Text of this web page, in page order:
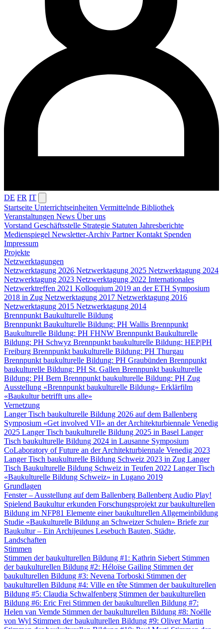
DE FR IT
Startseite Unterrichtseinheiten Vermittelnde Bibliothek
Veranstaltungen News Über uns
Vorstand Geschäftsstelle Strategie Statuten Jahresberichte
Medienspiegel Newsletter-Archiv PartnerKontakt Spenden
Impressum
Projekte
Netzwerktagungen
Netzwerktagung 2026 Netzwerktagung 2025 Netzwerktagung 2024
Netzwerktagung 2023 Netzwerktagung 2022 Internationales
Netzwerktreffen 2021 Kolloquium 2019 an der ETH Symposium
2018 in Zug Netzwerktagung 2017 Netzwerktagung 2016
Netzwerktagung 2015 Netzwerktagung 2014
Brennpunkt Baukulturelle Bildung
Brennpunkt Baukulturelle Bildung: PH Wallis Brennpunkt
Baukulturelle Bildung: PH FHNW Brennpunkt Baukulturelle
Bildung: PH Schwyz Brennpunkt baukulturelle Bildung: HEP|PH
Freiburg Brennpunkt baukulturelle Bildung: PH Thurgau
Brennpunkt baukulturelle Bildung: PH Graubünden Brennpunkt
baukulturelle Bildung: PH St. Gallen Brennpunkt baukulturelle
Bildung: PH Bern Brennpunkt baukulturelle Bildung: PH Zug
Ausstellung «Brennpunkt baukulturelle Bildung» Erklärfilm
«Baukultur betrifft uns alle»
Vernetzung
Langer Tisch baukulturelle Bildung 2026 auf dem Ballenberg
Symposium «Get involved VII» an der Architekturbiennale Venedig
2025 Langer Tisch baukulturelle Bildung 2025 in Basel Langer
Tisch baukulturelle Bildung 2024 in Lausanne Symposium
CoLaboratory of Future an der Architekturbiennale Venedig 2023
Langer Tisch baukulturelle Bildung Schweiz 2023 in Zug Langer
Tisch Baukulturelle Bildung Schweiz in Teufen 2022 Langer Tisch
«Baukulturelle Bildung Schweiz» in Lugano 2019
Grundlagen
Fenster – Ausstellung auf dem Ballenberg Ballenberg Audio Play!
Spielend Baukultur erkunden Forschungsprojekt zur baukulturellen
Bildung im NFP81 Elemente einer baukulturellen Allgemeinbildung
Studie «Baukulturelle Bildung an Schweizer Schulen» Briefe zur
Baukultur – Ein Archijeunes Lesebuch Bauten, Städte,
Landschaften
Stimmen
Stimmen der baukulturellen Bildung #1: Kathrin Siebert Stimmen
der baukulturellen Bildung #2: Héloïse Gailing Stimmen der
baukulturellen Bildung #3: Nevena Torboski Stimmen der
baukulturellen Bildung #4: Ville en tête Stimmen der baukulturellen
Bildung #5: Claudia Schwalfenberg Stimmen der baukulturellen
Bildung #6: Eric Frei Stimmen der baukulturellen Bildung #7:
Helen van Vemde Stimmen der baukulturellen Bildung #8: Noëlle
von Wyl Stimmen der baukulturellen Bildung #9: Oliver Martin